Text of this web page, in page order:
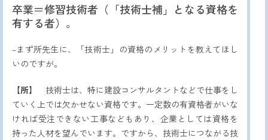
卒業＝修習技術者（「技術士補」となる資格を
有する者）。
–まず所先生に、「技術士」の資格のメリットを教えてほし
いのですが。
【所】
技術士は、特に建設コンサルタントなどで仕事をし
ていく上では欠かせない資格です。一定数の有資格者がいな
ければ受注できない工事などもあり、企業としては資格を
持った人材を望んでいます。ですから、技術士につながる技